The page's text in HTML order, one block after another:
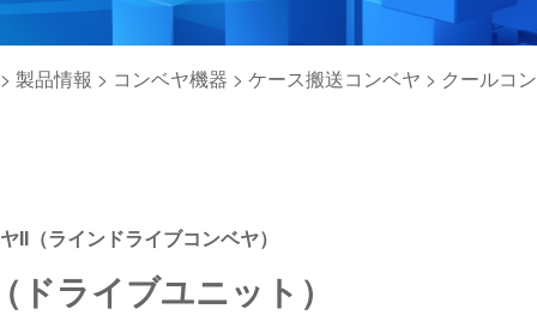
パレタイズ・デパレタイズシステム
バーチカル装置（垂直搬送機）
オークラの取組み
製品情報 > コンベヤ機器 > ケース搬送コンベヤ > クールコ
II（ラインドライブコンベヤ）
ドライブユニット）